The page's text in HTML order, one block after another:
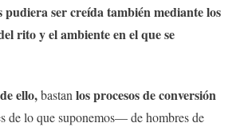
pudiera ser creída también mediante los
rito y el ambiente en el que se
ello,bastanlos procesos de conversión
de lo que suponemos— de hombres de